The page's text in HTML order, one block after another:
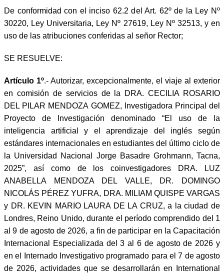
De conformidad con el inciso 62.2 del Art. 62º de la Ley Nº
30220, Ley Universitaria, Ley Nº 27619, Ley Nº 32513, y en
uso de las atribuciones conferidas al señor Rector;
SE RESUELVE:
Artículo 1º.- Autorizar, excepcionalmente, el viaje al exterior
en comisión de servicios de la DRA. CECILIA ROSARIO
DEL PILAR MENDOZA GOMEZ, Investigadora Principal del
Proyecto de Investigación denominado “El uso de la
inteligencia artificial y el aprendizaje del inglés según
estándares internacionales en estudiantes del último ciclo de
la Universidad Nacional Jorge Basadre Grohmann, Tacna,
2025”, así como de los coinvestigadores DRA. LUZ
ANABELLA MENDOZA DEL VALLE, DR. DOMINGO
NICOLÁS PÉREZ YUFRA, DRA. MILIAM QUISPE VARGAS
y DR. KEVIN MARIO LAURA DE LA CRUZ, a la ciudad de
Londres, Reino Unido, durante el período comprendido del 1
al 9 de agosto de 2026, a fin de participar en la Capacitación
Internacional Especializada del 3 al 6 de agosto de 2026 y
en el Internado Investigativo programado para el 7 de agosto
de 2026, actividades que se desarrollarán en International